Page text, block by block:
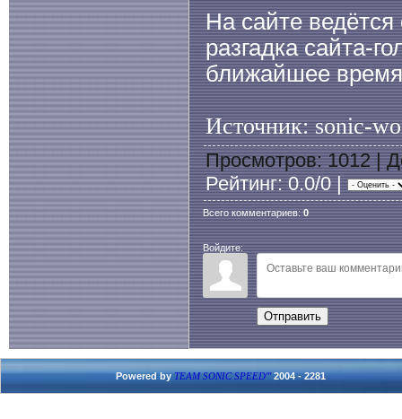
На сайте ведётся
разгадка сайта-
ближайшее
Источник: sonic-
Просмотров: 1012 |
Рейтинг: 0.0/0 |
Всего комментариев:0
Войдите:
Отправить
Powered byTEAM SONIC SPEED'''2004 - 2281